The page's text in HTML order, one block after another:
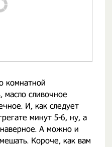
комнатной
масло сливочное
И, как следует
минут 5-6, ну, а
А можно и
Короче, как вам